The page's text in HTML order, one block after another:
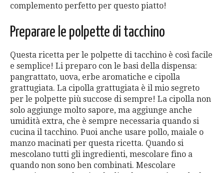
complemento perfetto per questo piatto!
Preparare le polpette di tacchino
Questa ricetta per le polpette di tacchino è così facile
e semplice! Li preparo con le basi della dispensa:
pangrattato, uova, erbe aromatiche e cipolla
grattugiata. La cipolla grattugiata è il mio segreto
per le polpette più succose di sempre! La cipolla non
solo aggiunge molto sapore, ma aggiunge anche
umidità extra, che è sempre necessaria quando si
cucina il tacchino. Puoi anche usare pollo, maiale o
manzo macinati per questa ricetta. Quando si
mescolano tutti gli ingredienti, mescolare fino a
quando non sono ben combinati. Mescolare